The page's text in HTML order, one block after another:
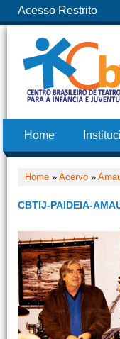
Acesso Restrito
Home
Home » Acervo »
CBTIJ-PAIDEIA-